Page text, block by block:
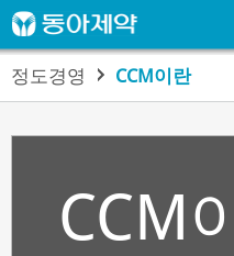
정도경영 CCM이란
CCM